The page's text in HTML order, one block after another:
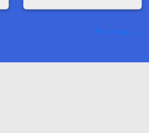
Ver mais